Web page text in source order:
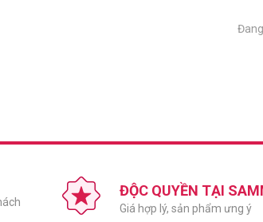
ĐỘC QUYỀN TẠI
Giá hợp lý, sản phẩm ưng ý